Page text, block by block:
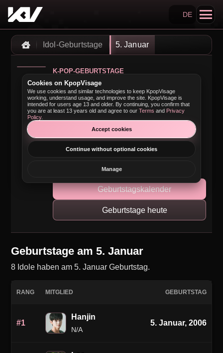
KpopVisage suchen
DE
Home
Idol-Geburtstage 5. Januar
K-POP-GEBURTSTAGE
K-Pop-Idol-
Geburtstage am 5.
Januar
K-Pop-Idole mit Geburtstag am 5. Januar,
mit Links zu Mitglieder- und
Geburtstagskalender
Geburtstage heute
Geburtstage am 5. Januar
8 Idole haben am 5. Januar Geburtstag.
RANG MITGLIED GEBURTSTAG
#1
Hanjin
N/A
5. Januar, 2006
Cookies on KpopVisage
We use cookies and similar technologies to keep KpopVisage
working, understand usage, and improve the site. KpopVisage is
intended for users age 13 and older. By continuing, you confirm that
you are at least 13 years old and agree to our Terms and Privacy
Policy.
Accept cookies
Continue without optional cookies
Manage